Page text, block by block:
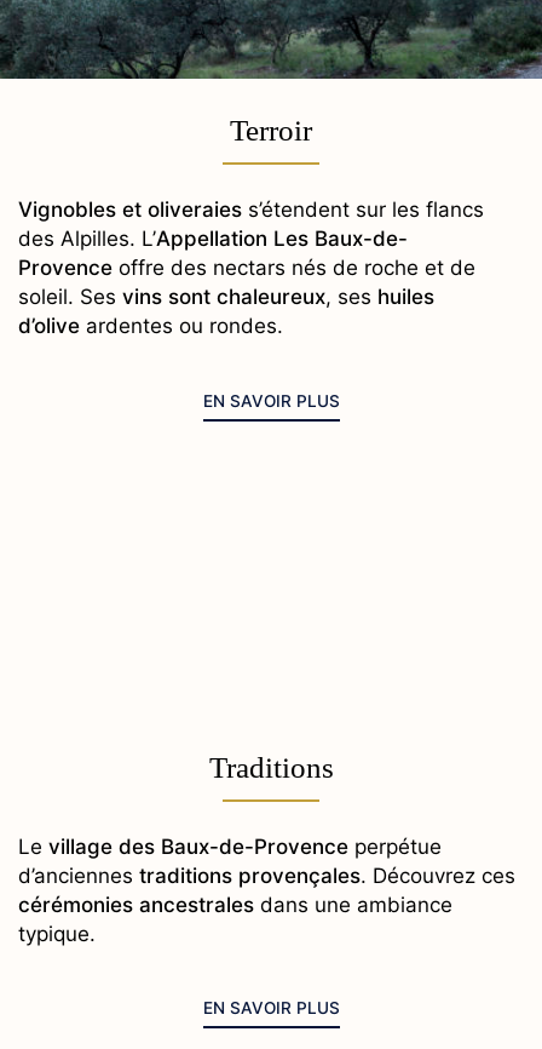
Terroir
Vignobles et oliveraies s’étendent sur les flancs
des Alpilles. L’Appellation Les Baux-de-
Provence offre des nectars nés de roche et de
soleil. Ses vins sont chaleureux, ses huiles
d’olive ardentes ou rondes.
EN SAVOIR PLUS
Traditions
Le village des Baux-de-Provence perpétue
d’anciennes traditions provençales. Découvrez ces
cérémonies ancestrales dans une ambiance
typique.
EN SAVOIR PLUS